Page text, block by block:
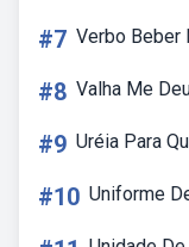
#7 Verbo Beber
#8 Valha Me
#9 Uréia Para
#10 Uniforme